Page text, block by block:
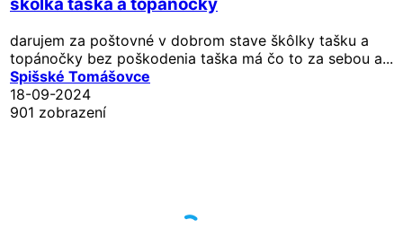
darujem za poštovné v dobrom stave škôlky tašku a
topánočky bez poškodenia taška má čo to za sebou a...
Spišské Tomášovce
18-09-2024
901 zobrazení